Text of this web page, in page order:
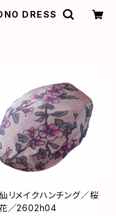
DRESS
リメイクハンチング／桜
／2602h04